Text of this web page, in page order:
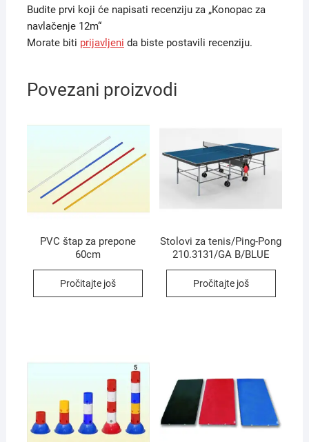
Budite prvi koji će napisati recenziju za „Konopac za
navlačenje 12m“
Morate biti prijavljeni da biste postavili recenziju.
Povezani proizvodi
PVC štap za prepone
60cm
Pročitajte još
Stolovi za tenis/Ping-Pong
210.3131/GA B/BLUE
Pročitajte još